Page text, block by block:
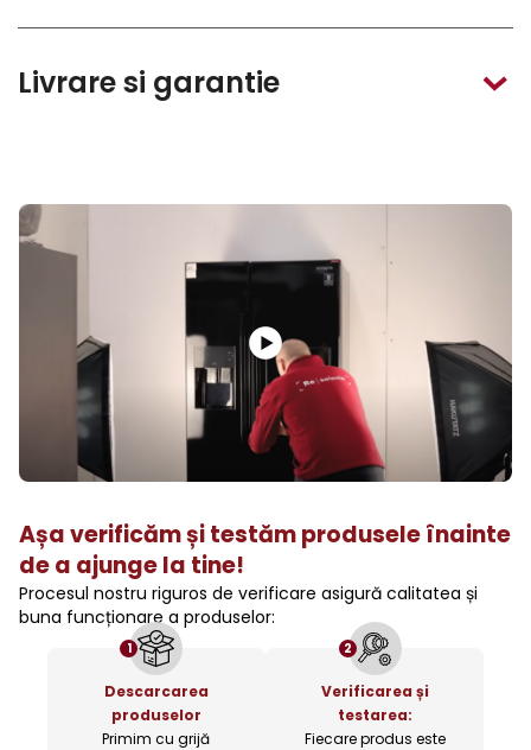
Livrare si garantie
Așa verificăm și testăm produsele înainte
de a ajunge la tine!
Procesul nostru riguros de verificare asigură calitatea și
buna funcționare a produselor:
1
Descarcarea
produselor
Primim cu grijă
2
Verificarea și
testarea:
Fiecare produs este